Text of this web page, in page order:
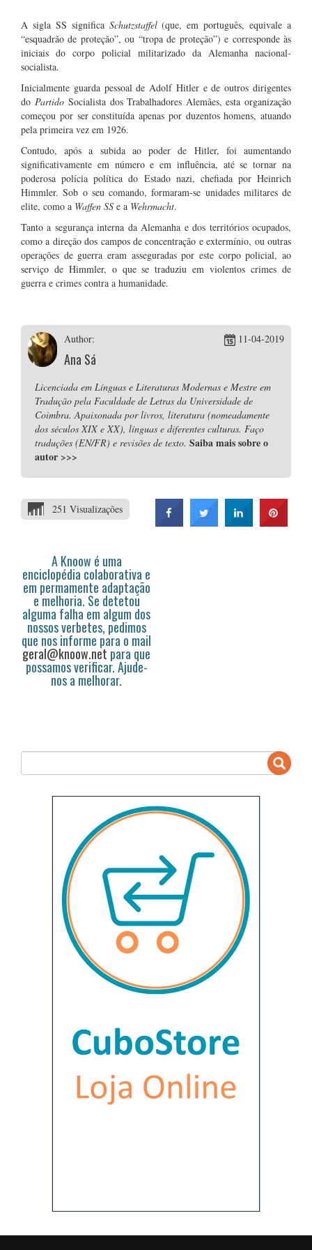
A sigla SS significa Schutzstaffel(que, em português, equivale a
“esquadrão de proteção”, ou “tropa de proteção”) e corresponde às
iniciais do corpo policial militarizado da Alemanha nacional-
socialista.
Inicialmente guarda pessoal de Adolf Hitler e de outros dirigentes
do PartidoSocialista dos Trabalhadores Alemães, esta organização
começou por ser constituída apenas por duzentos homens, atuando
pela primeira vez em 1926.
Contudo, após a subida ao poder de Hitler, foi aumentando
significativamente em número e em influência, até se tornar na
poderosa polícia política do Estado nazi, chefiada por Heinrich
Himmler. Sob o seu comando, formaram-se unidades militares de
elite, como a Waffen SS e a Wehrmacht.
Tanto a segurança interna da Alemanha e dos territórios ocupados,
como a direção dos campos de concentração e extermínio, ou outras
operações de guerra eram asseguradas por este corpo policial, ao
serviço de Himmler, o que se traduziu em violentos crimes de
guerra e crimes contra a humanidade.
Author:
Ana Sá
11-04-2019
Licenciada em Línguas e Literaturas Modernas e Mestre em
Tradução pela Faculdade de Letras da Universidade de
Coimbra. Apaixonada por livros, literatura (nomeadamente
dos séculos XIX e XX), línguas e diferentes culturas. Faço
traduções (EN/FR) e revisões de texto. Saiba mais sobre o
autor >>>
251 Visualizações
A Knoow é uma
enciclopédia colaborativa e
em permamente adaptação
e melhoria. Se detetou
alguma falha em algum dos
nossos verbetes, pedimos
que nos informe para o mail
geral@knoow.net para que
possamos verificar. Ajude-
nos a melhorar.